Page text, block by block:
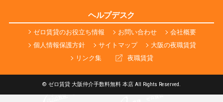
ヘルプデスク
ゼロ賃貸のお役立ち情報 お問い合わせ
会社概要
個人情報保護方針
サイトマップ
大阪の夜職賃貸
リンク集
夜職賃貸
© ゼロ賃貸 大阪仲介手数料無料 本店 All Rights Reserved.